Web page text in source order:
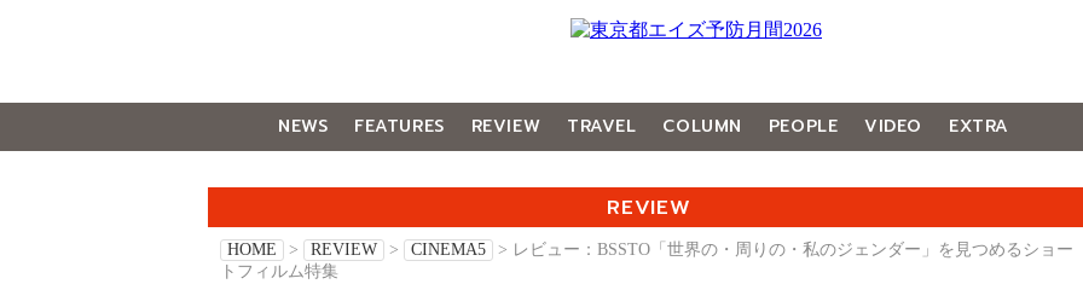
NEWS FEATURES REVIEW TRAVEL COLUMN PEOPLE VIDEO
EXTRA
REVIEW
HOME > REVIEW > CINEMA5
> レビュー：BSSTO「世界の・周りの・私のジェンダー」を見つめるショー
トフィルム特集